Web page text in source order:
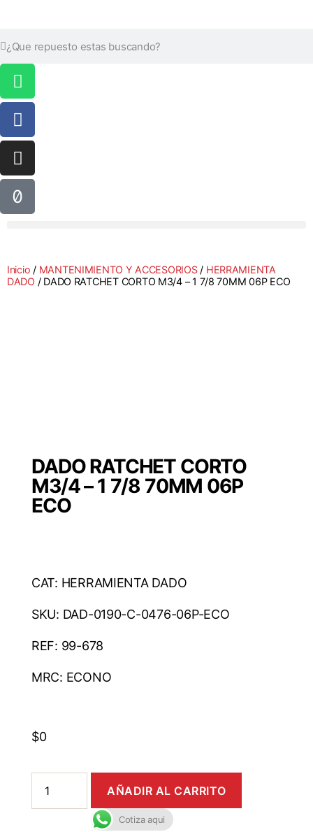
Inicio / MANTENIMIENTO Y ACCESORIOS/ HERRAMIENTA
DADO / DADO RATCHET CORTO M3/4 – 1 7/8 70MM 06P ECO
DADO RATCHET CORTO
M3/4 – 1 7/8 70MM 06P
ECO
CAT: HERRAMIENTA DADO
SKU: DAD-0190-C-0476-06P-ECO
REF: 99-678
MRC: ECONO
$0
AÑADIR AL CARRITO
Cotiza aqui